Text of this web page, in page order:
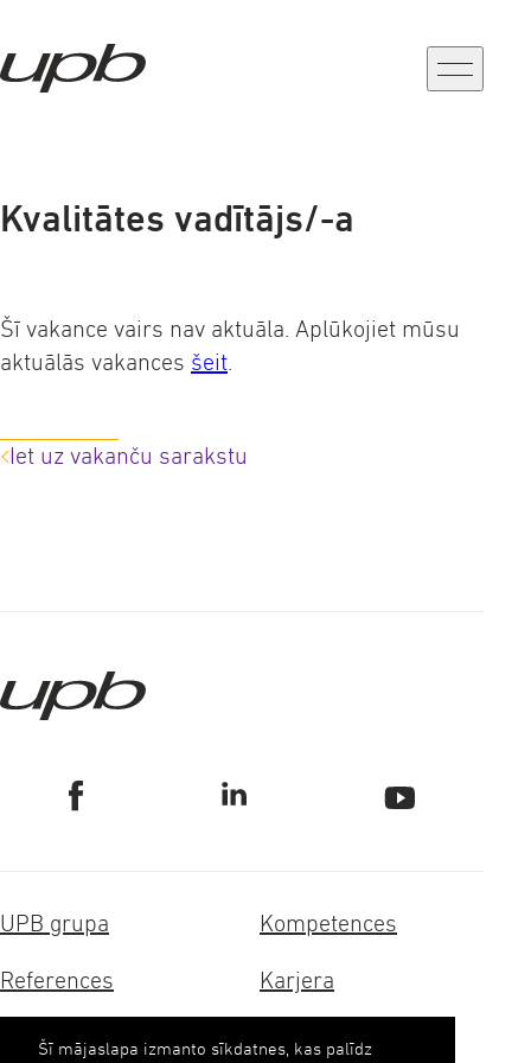
Šī mājaslapa izmanto sīkdatnes, kas palīdz
Kvalitātes vadītājs/-a
Šī vakance vairs nav aktuāla. Aplūkojiet mūsu
aktuālās vakances šeit.
Iet uz vakanču sarakstu
UPB grupa Kompetences
References Karjera
Sertifikāti Ilgtspēja